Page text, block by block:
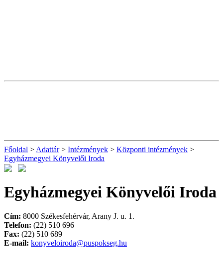
Főoldal > Adattár> Intézmények > Központi intézmények >
Egyházmegyei Könyvelői Iroda
Egyházmegyei Könyvelői Iroda
Cím: 8000 Székesfehérvár, Arany J. u. 1.
Telefon: (22) 510 696
Fax: (22) 510 689
E-mail: konyveloiroda@puspokseg.hu